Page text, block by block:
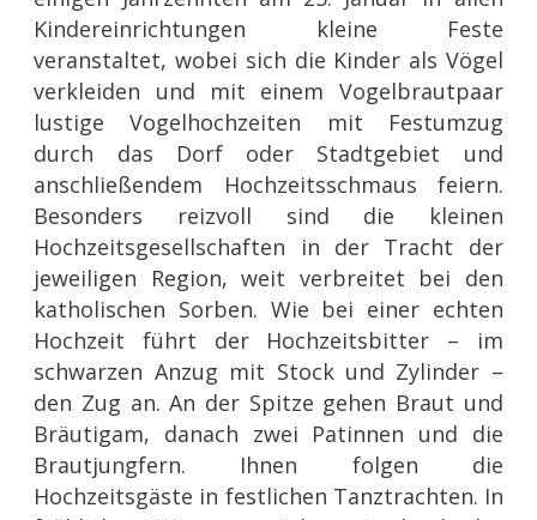
Kindereinrichtungen kleine Feste
veranstaltet, wobei sich die Kinder als Vögel
verkleiden und mit einem Vogelbrautpaar
lustige Vogelhochzeiten mit Festumzug
durch das Dorf oder Stadtgebiet und
anschließendem Hochzeitsschmaus feiern.
Besonders reizvoll sind die kleinen
Hochzeitsgesellschaften in der Tracht der
jeweiligen Region, weit verbreitet bei den
katholischen Sorben. Wie bei einer echten
Hochzeit führt der Hochzeitsbitter – im
schwarzen Anzug mit Stock und Zylinder –
den Zug an. An der Spitze gehen Braut und
Bräutigam, danach zwei Patinnen und die
Brautjungfern. Ihnen folgen die
Hochzeitsgäste in festlichen Tanztrachten. In